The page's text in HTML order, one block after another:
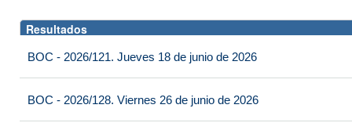
Resultados
BOC - 2026/121. Jueves 18 de junio de 2026
BOC - 2026/128. Viernes 26 de junio de 2026